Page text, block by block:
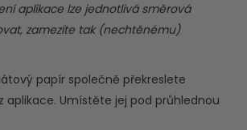
aplikace lze jednotlivá směrová
zamezíte tak (nechtěnému)
papír společně překreslete
aplikace. Umístěte jej pod průhlednou